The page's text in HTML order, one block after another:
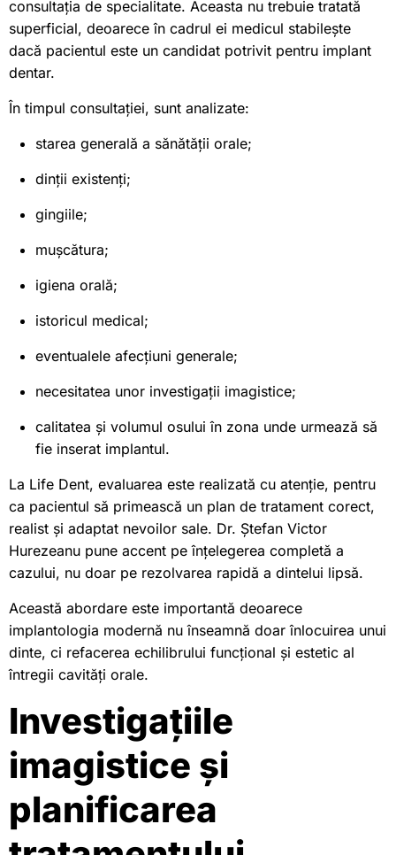
consultația de specialitate. Aceasta nu trebuie tratată
superficial, deoarece în cadrul ei medicul stabilește
dacă pacientul este un candidat potrivit pentru implant
dentar.
În timpul consultației, sunt analizate:
starea generală a sănătății orale;
dinții existenți;
gingiile;
mușcătura;
igiena orală;
istoricul medical;
eventualele afecțiuni generale;
necesitatea unor investigații imagistice;
calitatea și volumul osului în zona unde urmează să
fie inserat implantul.
La Life Dent, evaluarea este realizată cu atenție, pentru
ca pacientul să primească un plan de tratament corect,
realist și adaptat nevoilor sale. Dr. Ștefan Victor
Hurezeanu pune accent pe înțelegerea completă a
cazului, nu doar pe rezolvarea rapidă a dintelui lipsă.
Această abordare este importantă deoarece
implantologia modernă nu înseamnă doar înlocuirea unui
dinte, ci refacerea echilibrului funcțional și estetic al
întregii cavități orale.
Investigațiile
imagistice și
planificarea